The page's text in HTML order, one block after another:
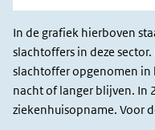
In de grafiek hierboven
slachtoffers in deze
slachtoffer opgenomen in
nacht of langer blijven. In
ziekenhuisopname. Voor